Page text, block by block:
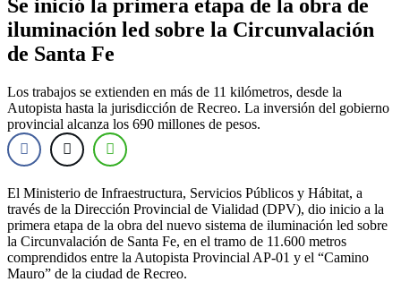
Se inició la primera etapa de la obra de
iluminación led sobre la Circunvalación
de Santa Fe
Los trabajos se extienden en más de 11 kilómetros, desde la
Autopista hasta la jurisdicción de Recreo. La inversión del gobierno
provincial alcanza los 690 millones de pesos.
El Ministerio de Infraestructura, Servicios Públicos y Hábitat, a
través de la Dirección Provincial de Vialidad (DPV), dio inicio a la
primera etapa de la obra del nuevo sistema de iluminación led sobre
la Circunvalación de Santa Fe, en el tramo de 11.600 metros
comprendidos entre la Autopista Provincial AP-01 y el “Camino
Mauro” de la ciudad de Recreo.